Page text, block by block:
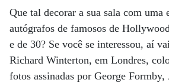
Que tal decorar a sua sala com uma
autógrafos de famosos de
e de 30? Se você se interessou, aí
Richard Winterton, em Londres,
fotos assinadas por George Formby,